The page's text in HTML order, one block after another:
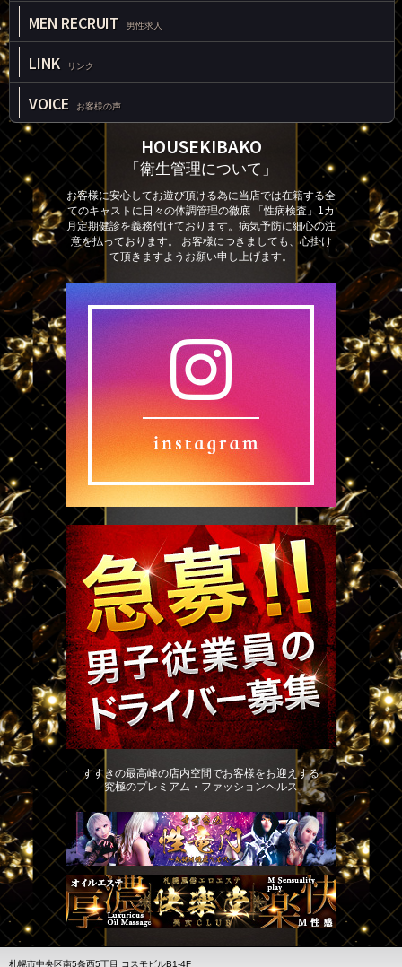
MEN RECRUIT 男性求人
LINK リンク
VOICE お客様の声
HOUSEKIBAKO
「衛生管理について」
お客様に安心してお遊び頂ける為に当店では在籍する全
てのキャストに日々の体調管理の徹底 「性病検査」1カ
月定期健診を義務付けております。病気予防に細心の注
意を払っております。 お客様につきましても、心掛け
て頂きますようお願い申し上げます。
すすきの最高峰の店内空間でお客様をお迎えする
究極のプレミアム・ファッションヘルス
札幌市中央区南5条西5丁目 コスモビルB1-4F